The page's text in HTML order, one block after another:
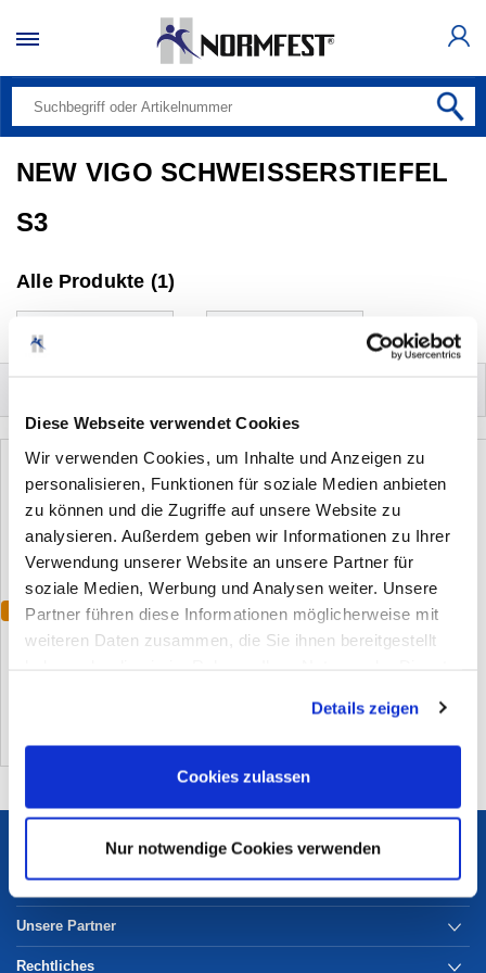
Diese Webseite verwendet Cookies
Wir verwenden Cookies, um Inhalte und Anzeigen zu
personalisieren, Funktionen für soziale Medien anbieten
zu können und die Zugriffe auf unsere Website zu
analysieren. Außerdem geben wir Informationen zu Ihrer
Verwendung unserer Website an unsere Partner für
soziale Medien, Werbung und Analysen weiter. Unsere
Partner führen diese Informationen möglicherweise mit
weiteren Daten zusammen, die Sie ihnen bereitgestellt
Cookies, wenn Sie unsere Webseite weiterhin nutzen.
Details zeigen
Cookies zulassen
Nur notwendige Cookies verwenden
NEW VIGO SCHWEISSERSTIEFEL
S3
Alle Produkte (1)
Varianten
Cofra New Vigo Schweißerstiefel
S3
Unternehmen
Unsere Partner
Rechtliches